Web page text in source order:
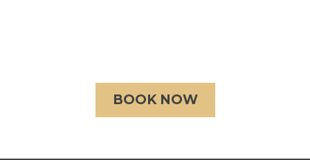
BOOK NOW